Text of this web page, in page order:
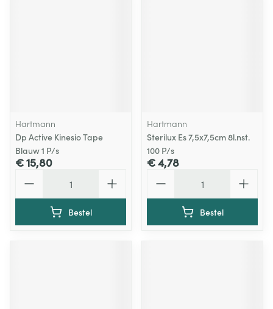
Hartmann
Dp Active Kinesio Tape
Blauw 1 P/s
€ 15,80
Bestel
Hartmann
Sterilux Es 7,5x7,5cm 8l.nst.
100 P/s
€ 4,78
Bestel